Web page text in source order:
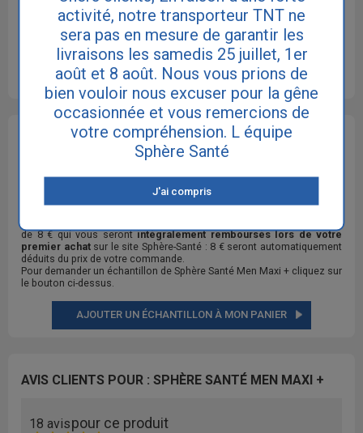
OBTENIR UN ÉCHANTILLON DE : SPHÈRE SANTÉ MEN
jusque 4 échantillons différents
de nos produits pour l' incontinence. Les échantillons sont
totalementgratuitset sont envoyés en sachets individuels.
de 8 € qui vous serontintégralement remboursés lors de votre
premier achatsur le site Sphère-Santé : 8 € seront automatiquement
déduits du prix de votre commande.
Pour demander un échantillon de Sphère Santé Men Maxi + cliquez sur
le bouton ci-dessus.
AJOUTER UN ÉCHANTILLON À MON PANIER
AVIS CLIENTS POUR : SPHÈRE SANTÉ MEN MAXI +
18 avispour ce produit
activité, notre transporteur TNT ne
sera pas en mesure de garantir les
livraisons les samedis 25 juillet, 1er
août et 8 août. Nous vous prions de
bien vouloir nous excuser pour la gêne
occasionnée et vous remercions de
votre compréhension. L équipe
Sphère Santé
J'ai compris